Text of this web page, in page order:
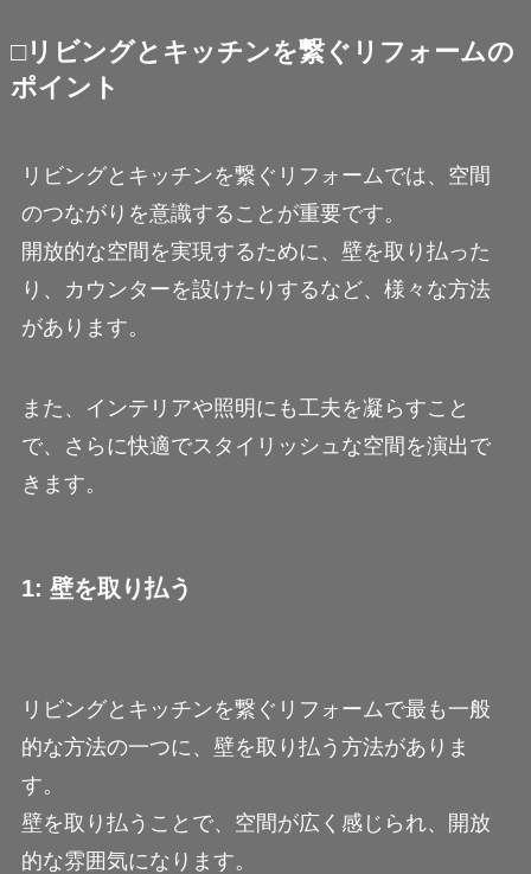
□リビングとキッチンを繋ぐリフォームの
ポイント
リビングとキッチンを繋ぐリフォームでは、空間
のつながりを意識することが重要です。
開放的な空間を実現するために、壁を取り払った
り、カウンターを設けたりするなど、様々な方法
があります。
また、インテリアや照明にも工夫を凝らすこと
で、さらに快適でスタイリッシュな空間を演出で
きます。
1: 壁を取り払う
リビングとキッチンを繋ぐリフォームで最も一般
的な方法の一つに、壁を取り払う方法がありま
す。
壁を取り払うことで、空間が広く感じられ、開放
的な雰囲気になります。